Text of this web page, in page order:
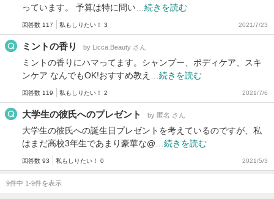
っています。 予算は特に問い… 続きを読む
回答数 117 私もしりたい！ 3 2021/7/23
ミントの香り by Licca.Beauty さん
ミントの香りにハマってます。シャンプー、ボディケア、スキ
ンケア なんでもOK!おすすめ教え… 続きを読む
回答数 119 私もしりたい！ 2 2021/7/6
大学生の彼氏へのプレゼント by 匿名 さん
大学生の彼氏への誕生日プレゼントを考えているのですが、私
はまだ高校3年生であまり豪華な@… 続きを読む
回答数 93 私もしりたい！ 0 2021/5/3
9件中 1-9件を表示